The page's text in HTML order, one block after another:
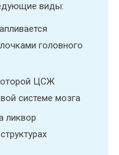
виды:
головного
ЦСЖ
системе мозга
ликвор